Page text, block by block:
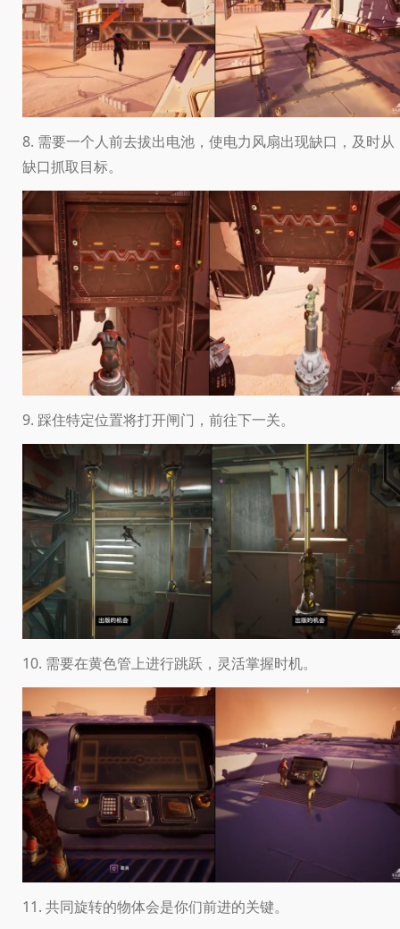
8. 需要一个人前去拔出电池，使电力风扇出现缺口，及时从
缺口抓取目标。
9. 踩住特定位置将打开闸门，前往下一关。
10. 需要在黄色管上进行跳跃，灵活掌握时机。
11. 共同旋转的物体会是你们前进的关键。